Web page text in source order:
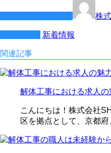
株
新着情報
関連記事
解体工事における求人
こんにちは！株式会社
区を拠点として、京都